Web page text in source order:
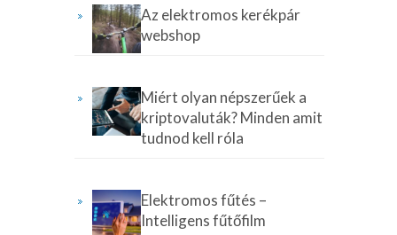
Az elektromos kerékpár
webshop
Miért olyan népszerűek a
kriptovaluták? Minden amit
tudnod kell róla
Elektromos fűtés –
Intelligens fűtőfilm